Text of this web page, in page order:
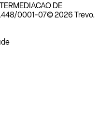
DE
0001-07© 2026 Trevo.